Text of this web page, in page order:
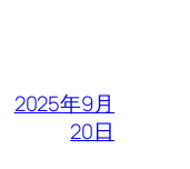
2025年9月
20日